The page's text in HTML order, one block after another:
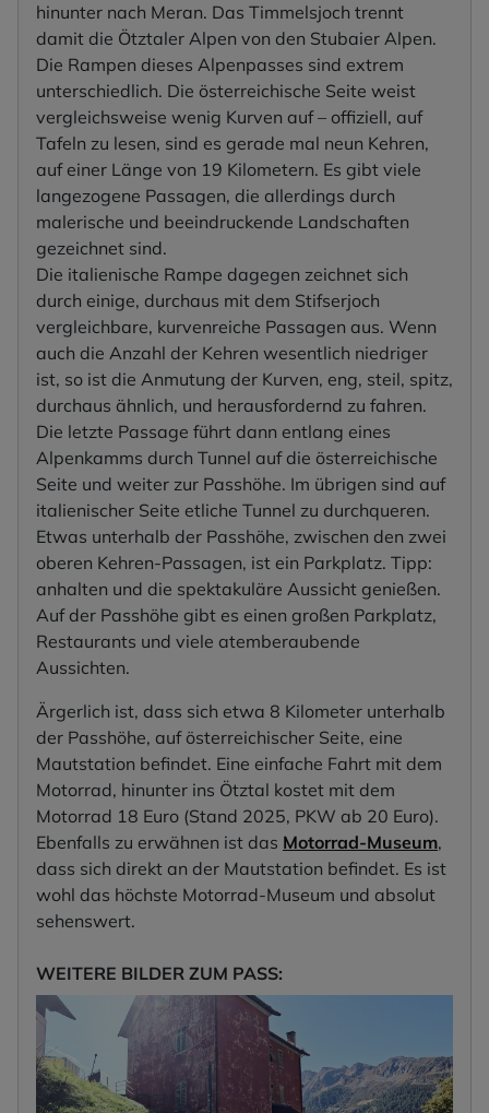
hinunter nach Meran. Das Timmelsjoch trennt
damit die Ötztaler Alpen von den Stubaier Alpen.
Die Rampen dieses Alpenpasses sind extrem
unterschiedlich. Die österreichische Seite weist
vergleichsweise wenig Kurven auf – offiziell, auf
Tafeln zu lesen, sind es gerade mal neun Kehren,
auf einer Länge von 19 Kilometern. Es gibt viele
langezogene Passagen, die allerdings durch
malerische und beeindruckende Landschaften
gezeichnet sind.
Die italienische Rampe dagegen zeichnet sich
durch einige, durchaus mit dem Stifserjoch
vergleichbare, kurvenreiche Passagen aus. Wenn
auch die Anzahl der Kehren wesentlich niedriger
ist, so ist die Anmutung der Kurven, eng, steil, spitz,
durchaus ähnlich, und herausfordernd zu fahren.
Die letzte Passage führt dann entlang eines
Alpenkamms durch Tunnel auf die österreichische
Seite und weiter zur Passhöhe. Im übrigen sind auf
italienischer Seite etliche Tunnel zu durchqueren.
Etwas unterhalb der Passhöhe, zwischen den zwei
oberen Kehren-Passagen, ist ein Parkplatz. Tipp:
anhalten und die spektakuläre Aussicht genießen.
Auf der Passhöhe gibt es einen großen Parkplatz,
Restaurants und viele atemberaubende
Aussichten.
Ärgerlich ist, dass sich etwa 8 Kilometer unterhalb
der Passhöhe, auf österreichischer Seite, eine
Mautstation befindet. Eine einfache Fahrt mit dem
Motorrad, hinunter ins Ötztal kostet mit dem
Motorrad 18 Euro (Stand 2025, PKW ab 20 Euro).
Ebenfalls zu erwähnen ist das Motorrad-Museum,
dass sich direkt an der Mautstation befindet. Es ist
wohl das höchste Motorrad-Museum und absolut
sehenswert.
WEITERE BILDER ZUM PASS: